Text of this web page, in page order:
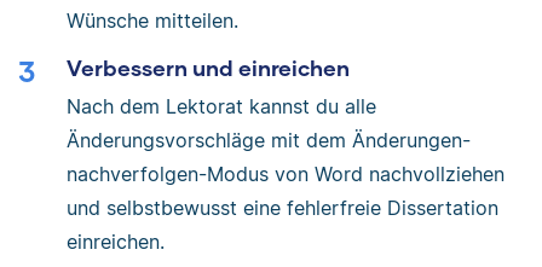
Wünsche mitteilen.
Verbessern und einreichen
Nach dem Lektorat kannst du alle
Änderungsvorschläge mit dem Änderungen-
nachverfolgen-Modus von Word nachvollziehen
und selbstbewusst eine fehlerfreie Dissertation
einreichen.